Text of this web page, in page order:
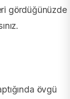
gördüğünüzde
övgü